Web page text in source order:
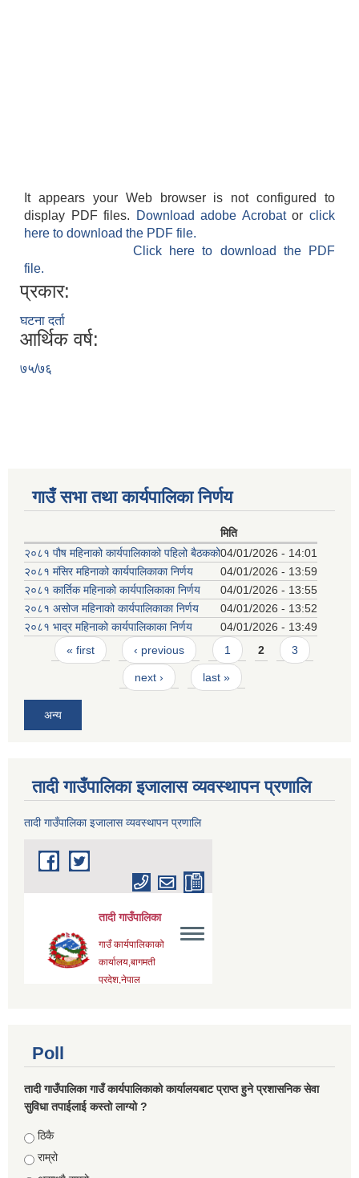
It appears your Web browser is not configured to
display PDF files.
Download adobe Acrobatorclick
here to download the PDF file.
Click here to download the PDF
file.
प्रकार:
घटना दर्ता
आर्थिक वर्ष:
७५/७६
गाउँ सभा तथा कार्यपालिका निर्णय
मिति
२०८१ पौष महिनाको कार्यपालिकाको पहिलो बैठकको04/01/2026 - 14:01
२०८१ मंसिर महिनाको कार्यपालिकाका निर्णय
04/01/2026 - 13:59
२०८१ कार्तिक महिनाको कार्यपालिकाका निर्णय
04/01/2026 - 13:55
२०८१ असोज महिनाको कार्यपालिकाका निर्णय
04/01/2026 - 13:52
२०८१ भाद्र महिनाको कार्यपालिकाका निर्णय
04/01/2026 - 13:49
Pages
« first ‹ previous 1 2 3
next › last »
अन्य
तादी गाउँपालिका इजालास व्यवस्थापन प्रणालि
तादी गाउँपालिका इजालास व्यवस्थापन प्रणालि
Poll
तादी गाउँपालिका गाउँ कार्यपालिकाको कार्यालयबाट प्राप्त हुने प्रशासनिक सेवा
सुविधा तपाईलाई कस्तो लाग्यो ?
Choices
ठिकै
राम्रो